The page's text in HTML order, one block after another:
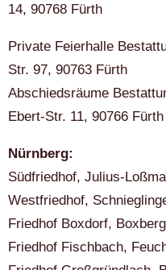
14, 90768 Fürth
Private Feierhalle
Str. 97, 90763 Fürth
Abschiedsräume
Ebert-Str. 11, 90766 Fürth
Nürnberg:
Südfriedhof, Julius-
Westfriedhof,
Friedhof Boxdorf,
Friedhof Fischbach,